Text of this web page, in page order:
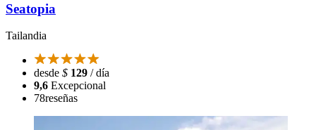
Seatopia
Tailandia
desde $ 129 / día
9,6 Excepcional
78reseñas